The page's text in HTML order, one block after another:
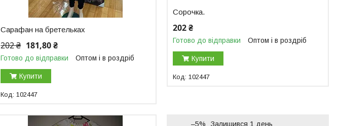
Сарафан на бретельках
202 ₴ 181,80 ₴
Готово до відправки Оптом і в роздріб
Купити
102447
Сорочка.
202 ₴
Готово до відправки Оптом і в роздріб
Купити
102447
–5% Залишився 1 день